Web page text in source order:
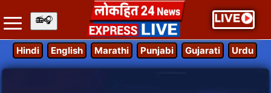
Hindi English Marathi Punjabi Gujarati Urdu